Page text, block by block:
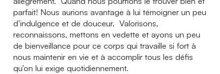
parfait! Nous aurions avantage à lui témoigner un peu
d’indulgence et de douceur. Valorisons,
reconnaissons, mettons en vedette et ayons un peu
de bienveillance pour ce corps qui travaille si fort à
nous maintenir en vie et à accomplir tous les défis
qu’on lui exige quotidiennement.